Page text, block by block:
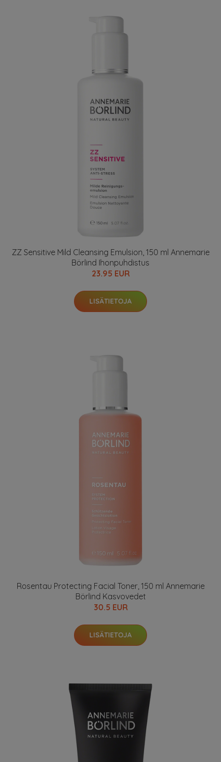
ZZ Sensitive Mild Cleansing Emulsion, 150 ml Annemarie
Börlind Ihonpuhdistus
23.95 EUR
LISÄTIETOJA
Rosentau Protecting Facial Toner, 150 ml Annemarie
Börlind Kasvovedet
30.5 EUR
LISÄTIETOJA